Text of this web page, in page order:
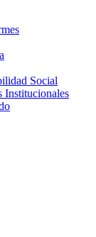
Social
Institucionales